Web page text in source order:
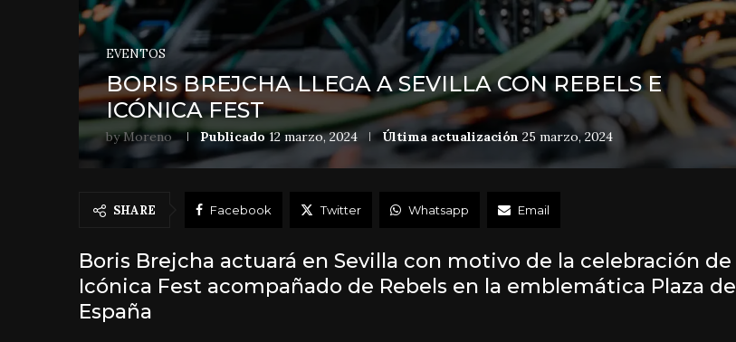
EVENTOS
BORIS BREJCHA LLEGA A SEVILLA CON REBELS E
ICÓNICA FEST
byMoreno Publicado 12 marzo, 2024 Última actualización 25 marzo, 2024
SHARE Facebook Twitter Whatsapp Email
Boris Brejcha actuará en Sevilla con motivo de la celebración de
Icónica Fest acompañado de Rebels en la emblemática Plaza de
España